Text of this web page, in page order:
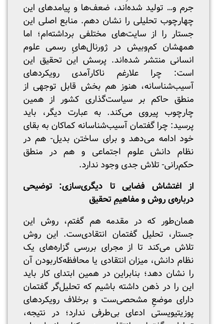
جرم و… تولید شده‌اند، ضعف‌ها و پیامدهای این
چهارچوب تحلیلی را نشان دهم. منابع اصلی این
جستار را از سایت‌های مختلفی برداشته‌ام؛ اما
همه‎شان کم‌و‌بیش در ژورنال‌هایِ رسمی علوم
انسانی منتشر شده‌اند. پرسش این تحقیق این
است: چرا علارغم ناکارآمدی رویکردهای
آسیب‌شناسانه، هنوز هم بخش قابل توجهی از
منطق حاکم بر سیاست‌گذاری کشور از همین
چارچوب پیروی می‌کند. به عبارت دیگر، باید
پرسید: چرا گفتمان آسیب‌شناسانه کماکان به بقای
خود ادامه می‌دهد و برای ساختن بدیل- هم در
نظام دانش علوم اجتماعی و هم در منطق
حکم‌رانی- تلاش جدی وجود ندارد.
از اغتشاش فضایی تا دیگری‌سازی: توضیحی
درباره‌ی روش و مفاهیمِ تحقیق
همان‌طور که در مقدمه هم گفتم، روش این
جستار، تحلیل گفتمان انتقادی‌ست. این روش
تلاش می‌کند تا از مجرای بررسی گزاره‌های یک
نظام دانش، میزان انتقادی یا محافظه‌کاربودن آن
را نشان دهد؛ بنابراین در همین ابتدای کار باید
این را در ذهن داشته باشیم که تحلیل‌گر گفتمان
دارای موضعِ مشحصی‌ست و برخلاف رویکردهای
پوزیتیویستی ادعای بی‌طرفی ندارد؛ در نتیجه،